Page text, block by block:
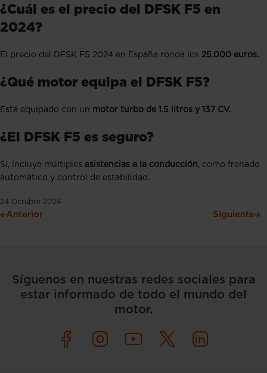
¿Cuál es el precio del DFSK F5 en
2024?
El precio del DFSK F5 2024 en España ronda los 25.000 euros.
¿Qué motor equipa el DFSK F5?
Está equipado con un motor turbo de 1.5 litros y 137 CV.
¿El DFSK F5 es seguro?
Sí, incluye múltiples asistencias a la conducción, como frenado
automático y control de estabilidad.
24 Octubre 2024
Anterior Siguiente
Síguenos en nuestras redes sociales para
estar informado de todo el mundo del
motor.